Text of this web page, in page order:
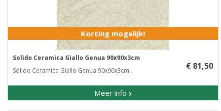
Korting mogelijk!
Solido Ceramica Giallo Genua 90x90x3cm
Solido Ceramica Giallo Genua 90x90x3cm..
Meer info
€ 81,50